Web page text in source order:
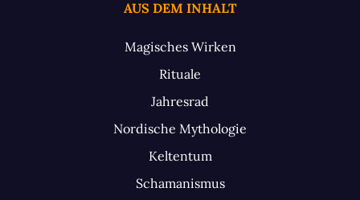
AUS DEM INHALT
Magisches Wirken
Rituale
Jahresrad
Nordische Mythologie
Keltentum
Schamanismus